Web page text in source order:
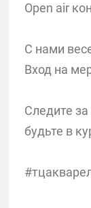
Open air
С нами
Вход на
Следите
будьте в